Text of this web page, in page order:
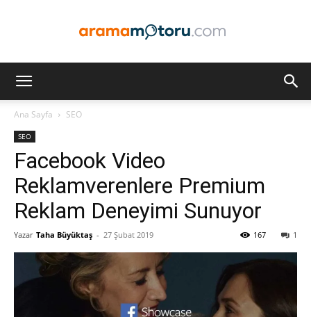
Optimizasyonu
ve
Ana Sayfa SEO
SEO
Facebook Video
Reklamverenlere Premium
Reklam Deneyimi Sunuyor
Yazar Taha Büyüktaş - 27 Şubat 2019 1
167